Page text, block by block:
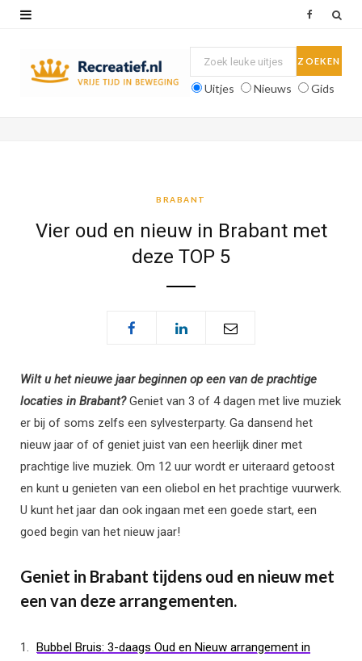
Uitjes Nieuws Gids
BRABANT
Vier oud en nieuw in Brabant met
deze TOP 5
Wilt u het nieuwe jaar beginnen op een van de prachtige
locaties in Brabant?Geniet van 3 of 4 dagen met live muziek
er bij of soms zelfs een sylvesterparty. Ga dansend het
nieuw jaar of of geniet juist van een heerlijk diner met
prachtige live muziek. Om 12 uur wordt er uiteraard getoost
en kunt u genieten van een oliebol en het prachtige vuurwerk.
U kunt het jaar dan ook ingaan met een goede start, een
goed begin van het nieuw jaar!
Geniet in Brabant tijdens oud en nieuw met
een van deze arrangementen.
Bubbel Bruis: 3-daags Oud en Nieuw arrangement in